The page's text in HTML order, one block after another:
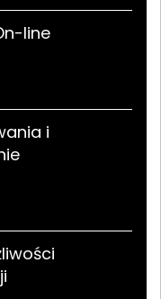
line
i